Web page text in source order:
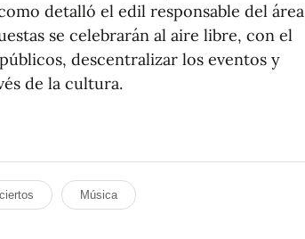
detalló el edil responsable del área
se celebrarán al aire libre, con el
descentralizar los eventos y
de la cultura.
Música